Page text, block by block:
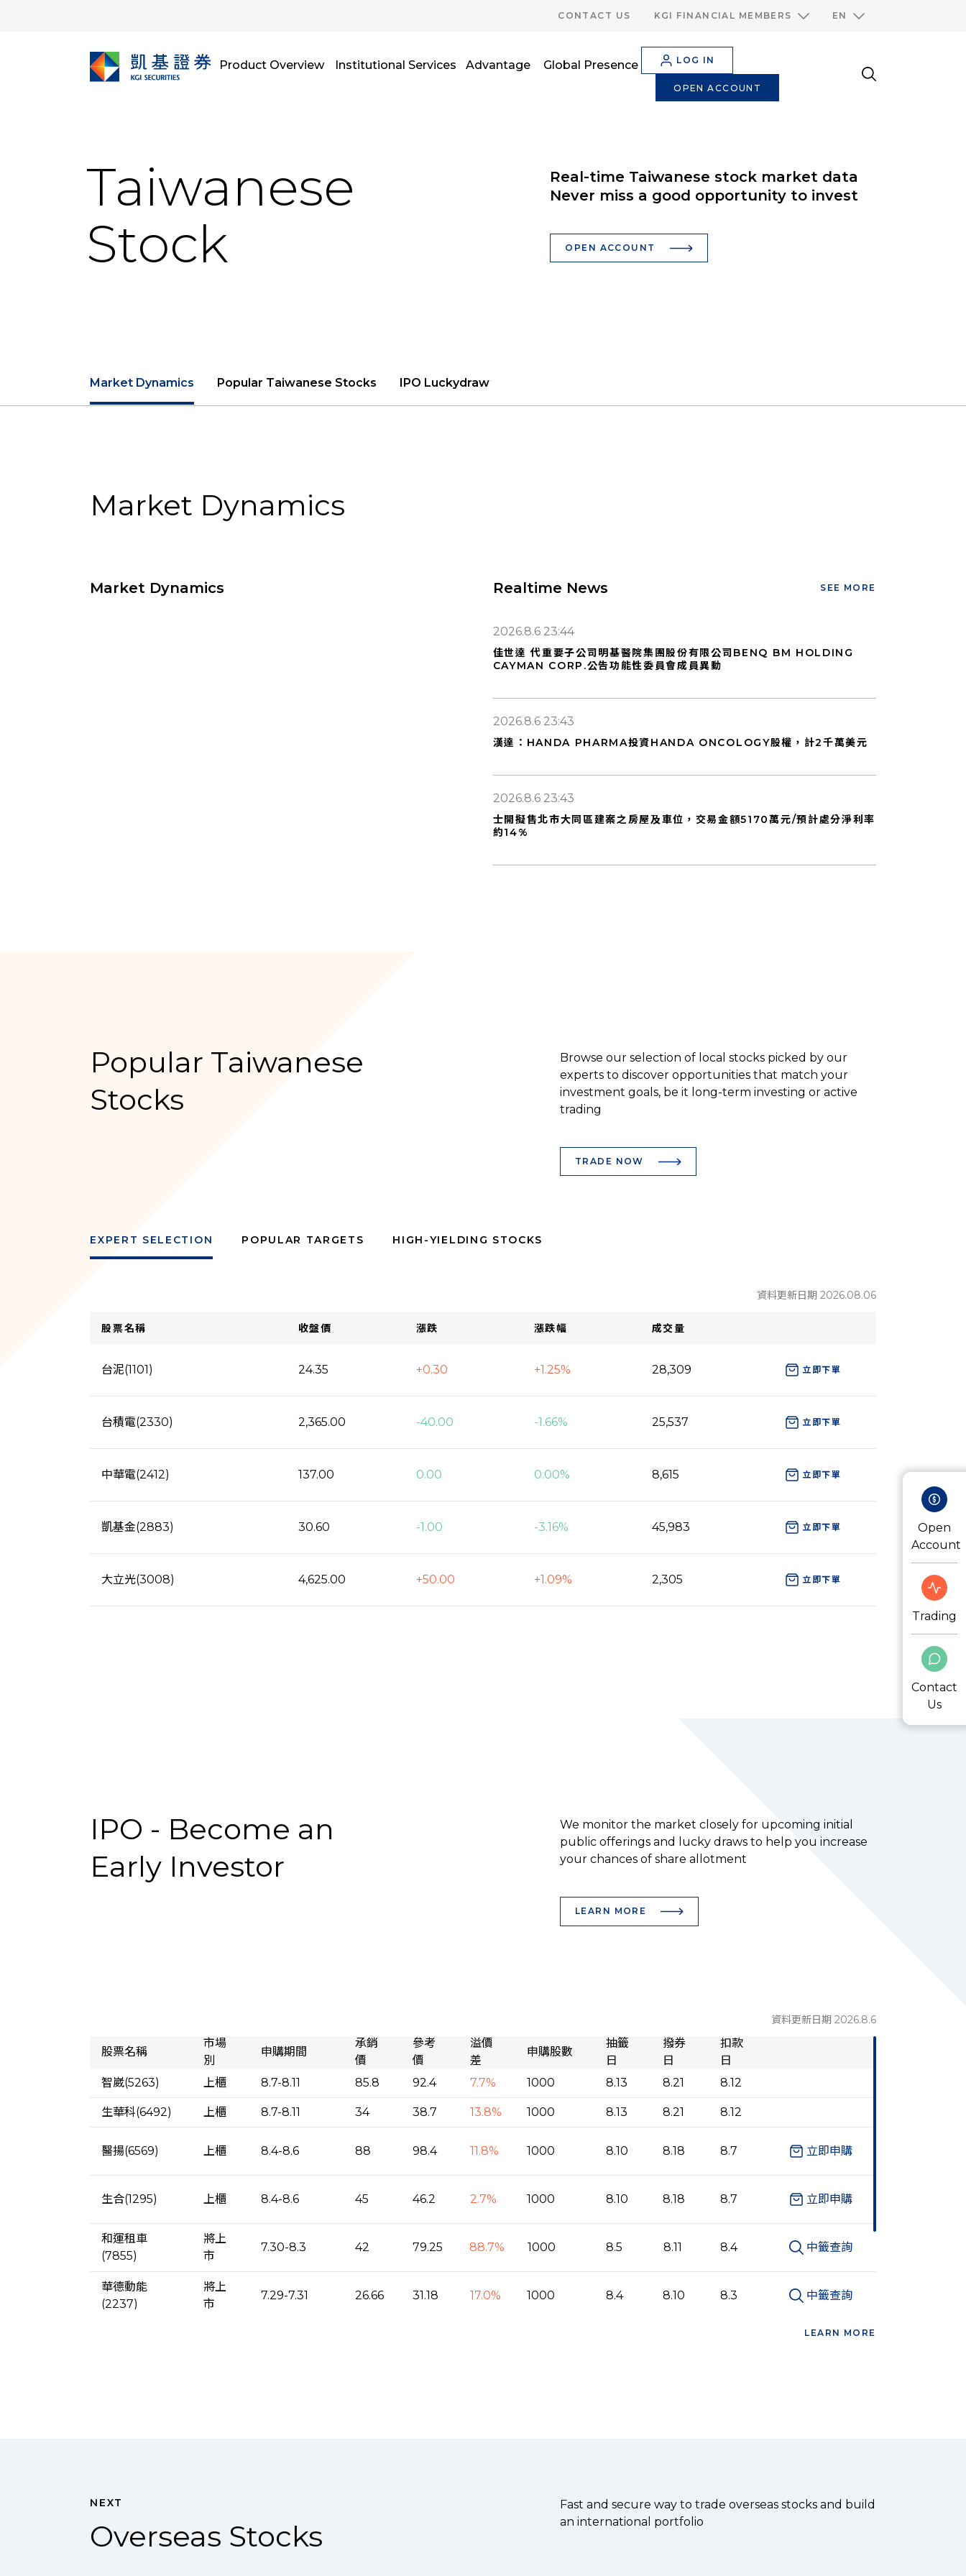
CONTACT US KGI FINANCIAL MEMBERS EN
Product Overview Institutional Services Advantage Global Presence LOG IN
OPEN ACCOUNT
Open
Account
Trading
Contact
Us
Taiwanese
Stock
Real-time Taiwanese stock market data
Never miss a good opportunity to invest
OPEN ACCOUNT
Market Dynamics Popular Taiwanese Stocks IPO Luckydraw
Market Dynamics
Market Dynamics Realtime News SEE MORE
2026.8.6 23:44
佳世達 代重要子公司明基醫院集團股份有限公司BENQ BM HOLDING
CAYMAN CORP.公告功能性委員會成員異動
2026.8.6 23:43
漢達：HANDA PHARMA投資HANDA ONCOLOGY股權，計2千萬美元
2026.8.6 23:43
士開擬售北市大同區建案之房屋及車位，交易金額5170萬元/預計處分淨利率
約14%
Popular Taiwanese
Stocks
Browse our selection of local stocks picked by our
experts to discover opportunities that match your
investment goals, be it long-term investing or active
trading
TRADE NOW
EXPERT SELECTION POPULAR TARGETS HIGH-YIELDING STOCKS
資料更新日期 2026.08.06
股票名稱 收盤價 漲跌 漲跌幅 成交量
台泥(1101) 24.35 +0.30 +1.25% 28,309 立即下單
台積電(2330) 2,365.00 -40.00 -1.66% 25,537 立即下單
中華電(2412) 137.00 0.00 0.00% 8,615 立即下單
凱基金(2883) 30.60 -1.00 -3.16% 45,983 立即下單
大立光(3008) 4,625.00 +50.00 +1.09% 2,305 立即下單
IPO - Become an
Early Investor
We monitor the market closely for upcoming initial
public offerings and lucky draws to help you increase
your chances of share allotment
LEARN MORE
資料更新日期 2026.8.6
股票名稱
市場
別
申購期間
承銷
價
參考
價
溢價
差
申購股數
抽籤
日
撥券
日
扣款
日
智崴(5263)
上櫃 8.7-8.11 85.8 92.4 7.7% 1000 8.13 8.21 8.12
生華科(6492) 上櫃 8.7-8.11 34 38.7 13.8% 1000 8.13 8.21 8.12
醫揚(6569) 上櫃 8.4-8.6 88 98.4 11.8% 1000 8.10 8.18 8.7 立即申購
生合(1295) 上櫃 8.4-8.6 45 46.2 2.7% 1000 8.10 8.18 8.7 立即申購
和運租車
(7855)
將上
市
7.30-8.3 42 79.25 88.7% 1000 8.5 8.11 8.4 中籤查詢
華德動能
(2237)
將上
市
7.29-7.31 26.66 31.18 17.0% 1000 8.4 8.10 8.3 中籤查詢
LEARN MORE
NEXT
Overseas Stocks
Fast and secure way to trade overseas stocks and build
an international portfolio